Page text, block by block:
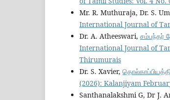
Mr. R. Muthuraja, Dr. S.
International Journal of
Dr. A. Atheeswari, சம்பந்தர்
International Journal of
Thirumurais
Dr. S. Xavier,
(2026): Kalanjiyam
Santhanalakshmi G, Dr J.